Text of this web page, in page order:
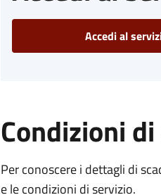
Accedi al
Condizioni
Per conoscere i dettagli di
e le condizioni di servizio.